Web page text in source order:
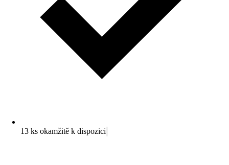
13 ks okamžitě k dispozici